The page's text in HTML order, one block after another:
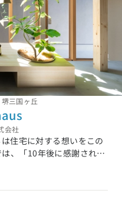
三国ヶ丘
会社
住宅に対する想いをこの
、「10年後に感謝され
づくりに取り組んでいま
長期の視点で愛されるべ
視した家づくりをご提案